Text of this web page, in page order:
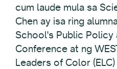
cum laude mula sa
Chen ay isa ring
School's Public Policy
Conference at ng
Leaders of Color